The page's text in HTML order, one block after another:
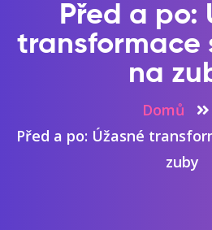
Před a po:
transformace
na
Domů
Před a po: Úžasné
zuby